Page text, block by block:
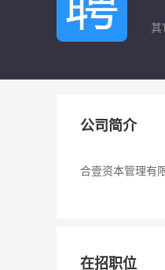
其
公司简介
合壹资本管理有
在招职位